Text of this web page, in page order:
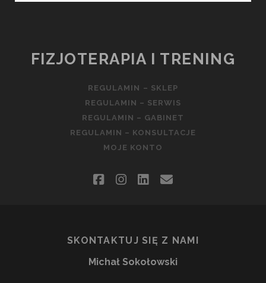
FIZJOTERAPIA I TRENING
REGULAMIN – SKLEP
REGULAMIN – SERWIS
REGULAMIN – GABINET
REGULAMIN – KONSULTACJE
MOJE KONTO
facebookinstagram
linkedin
email
SKONTAKTUJ SIĘ Z NAMI
Michał Sokołowski